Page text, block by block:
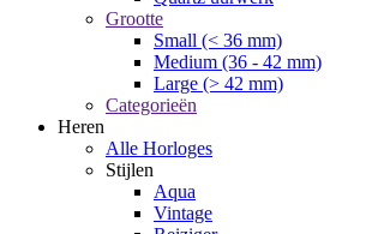
Grootte
Small (< 36 mm)
Medium (36 - 42 mm)
Large (> 42 mm)
Categorieën
Heren
Alle Horloges
Stijlen
Aqua
Vintage